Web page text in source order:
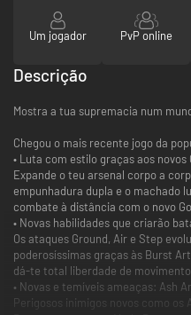
Um jogador PvP online
Descrição
Mostra a tua supremacia num
Chegou o mais recente jogo da
• Luta com estilo graças aos novos
Expande o teu arsenal corpo a
empunhadura dupla e o machado
combate à distância com o novo
• Novas habilidades que criarão
Os ataques Ground, Air e Step
poderosíssimas graças às Burst
dá-te total liberdade de
• Novas e temíveis ameaças: Ash
Perigosos inimigos novos como os